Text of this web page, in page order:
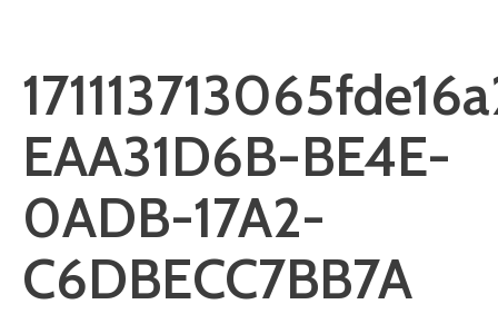
EAA31D6B-BE4E-
0ADB-17A2-
C6DBECC7BB7A